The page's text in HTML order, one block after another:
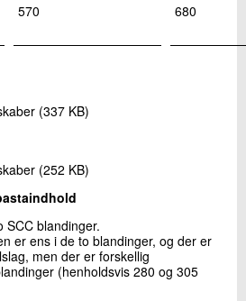
570 680
(337 KB)
(252 KB)
SCC blandinger.
er ens i de to blandinger, og der er
men der er forskellig
(henholdsvis 280 og 305